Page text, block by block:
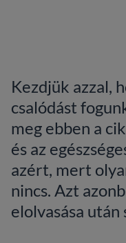
Kezdjük azzal,
csalódást
meg ebben a
és az
azért, mert
nincs. Azt
elolvasása